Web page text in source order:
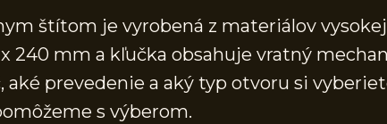
štítom je vyrobená z materiálov
240 mm a kľučka obsahuje vratný
prevedenie a aký typ otvoru si
s výberom.